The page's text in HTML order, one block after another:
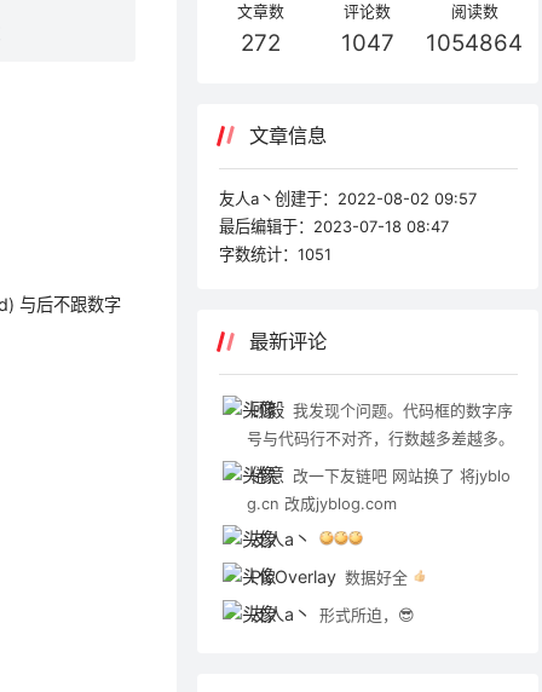
与后不跟数字
文章数
272
评论数
1047
阅读数
1054864
文章信息
友人a丶创建于： 2022-08-02 09:57
最后编辑于： 2023-07-18 08:47
字数统计：1051
最新评论
顾毅 我发现个问题。代码框的数字序
号与代码行不对齐，行数越多差越多。
倦意 改一下友链吧 网站换了 将jyblo
g.cn 改成jyblog.com
友人a丶
PicOverlay 数据好全
友人a丶 形式所迫，😎